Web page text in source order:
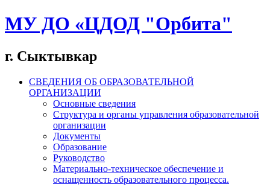
МУ ДО «ЦДОД "Орбита"
г. Сыктывкар
СВЕДЕНИЯ ОБ ОБРАЗОВАТЕЛЬНОЙ
ОРГАНИЗАЦИИ
Основные сведения
Структура и органы управления образовательной
организации
Документы
Образование
Руководство
Материально-техническое обеспечение и
оснащенность образовательного процесса.